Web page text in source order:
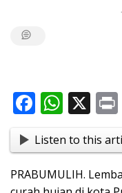
F
e
b
W
at
s
X
Listen to this
PRABUMULIH.